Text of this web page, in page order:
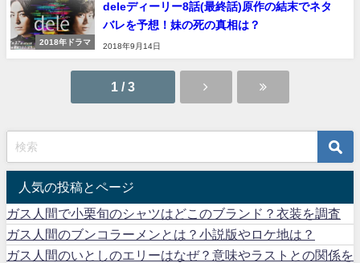
2018年ドラマ
deleディーリー8話(最終話)原作の結末でネタ
バレを予想！妹の死の真相は？
2018年9月14日
1 / 3
人気の投稿とページ
ガス人間で小栗旬のシャツはどこのブランド？衣装を調査
ガス人間のブンコラーメンとは？小説版やロケ地は？
ガス人間のいとしのエリーはなぜ？意味やラストとの関係を